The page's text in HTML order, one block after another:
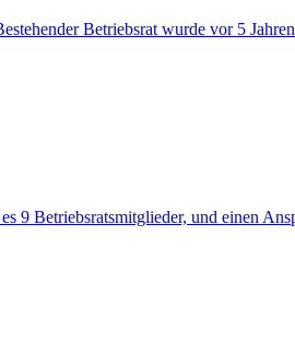
Betriebsrat wurde vor 5
9 Betriebsratsmitglieder, und einen